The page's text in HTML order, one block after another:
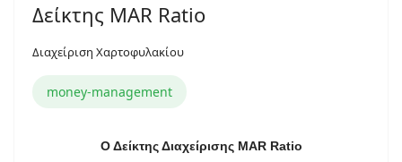
Δείκτης MAR Ratio
Διαχείριση Χαρτοφυλακίου
money-management
Ο Δείκτης Διαχείρισης MAR Ratio